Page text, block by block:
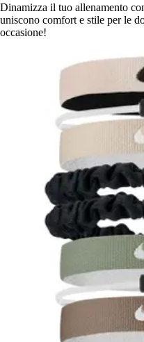
Dinamizza il tuo allenamento
uniscono comfort e stile per le
occasione!